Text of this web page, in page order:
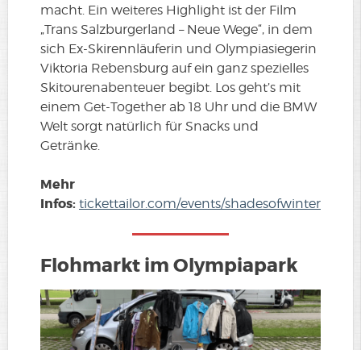
macht. Ein weiteres Highlight ist der Film
„Trans Salzburgerland – Neue Wege“, in dem
sich Ex-Skirennläuferin und Olympiasiegerin
Viktoria Rebensburg auf ein ganz spezielles
Skitourenabenteuer begibt. Los geht’s mit
einem Get-Together ab 18 Uhr und die BMW
Welt sorgt natürlich für Snacks und
Getränke.
Mehr
Infos: tickettailor.com/events/shadesofwinter
Flohmarkt im Olympiapark